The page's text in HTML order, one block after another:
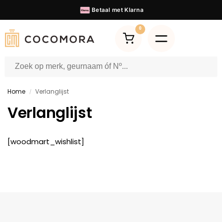
60.000+
0
Home / Verlanglijst
Verlanglijst
[woodmart_wishlist]